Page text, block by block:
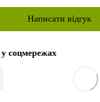
Написати відгук
соцмережах